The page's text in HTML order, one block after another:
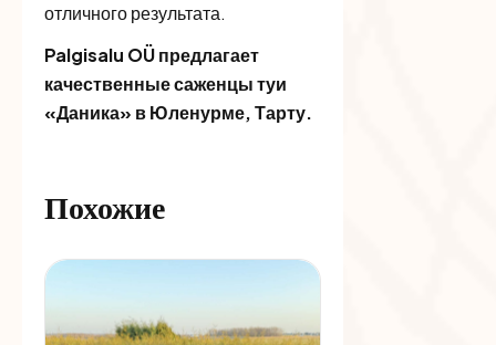
отличного результата.
Palgisalu OÜ предлагает
качественные саженцы туи
«Даника» в Юленурме, Тарту.
Похожие